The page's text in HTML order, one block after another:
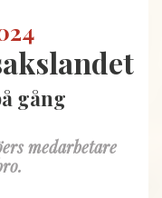
gång
medarbetare